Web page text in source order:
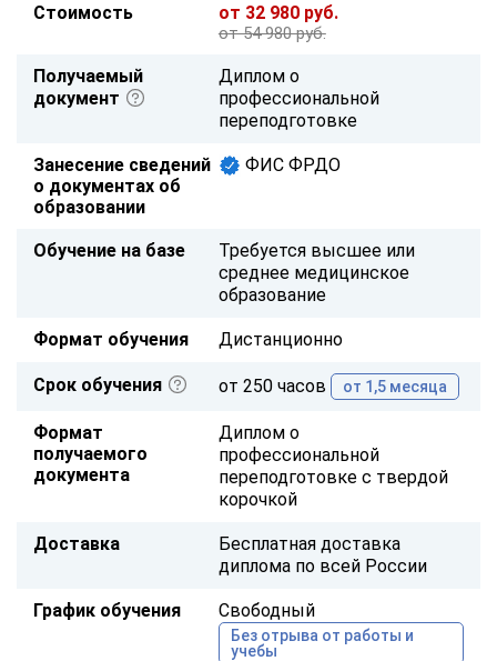
Стоимость от 32 980 руб.
от 54 980 руб.
Получаемый
документ
Диплом о
профессиональной
переподготовке
Занесение сведений
о документах об
образовании
ФИС ФРДО
Обучение на базе
Требуется высшее или
среднее медицинское
образование
Формат обучения Дистанционно
Срок обучения от 250 часов от 1,5 месяца
Формат
получаемого
документа
Диплом о
профессиональной
переподготовке с твердой
корочкой
Доставка
Бесплатная доставка
диплома по всей России
График обучения Свободный
Без отрыва от работы и
учебы